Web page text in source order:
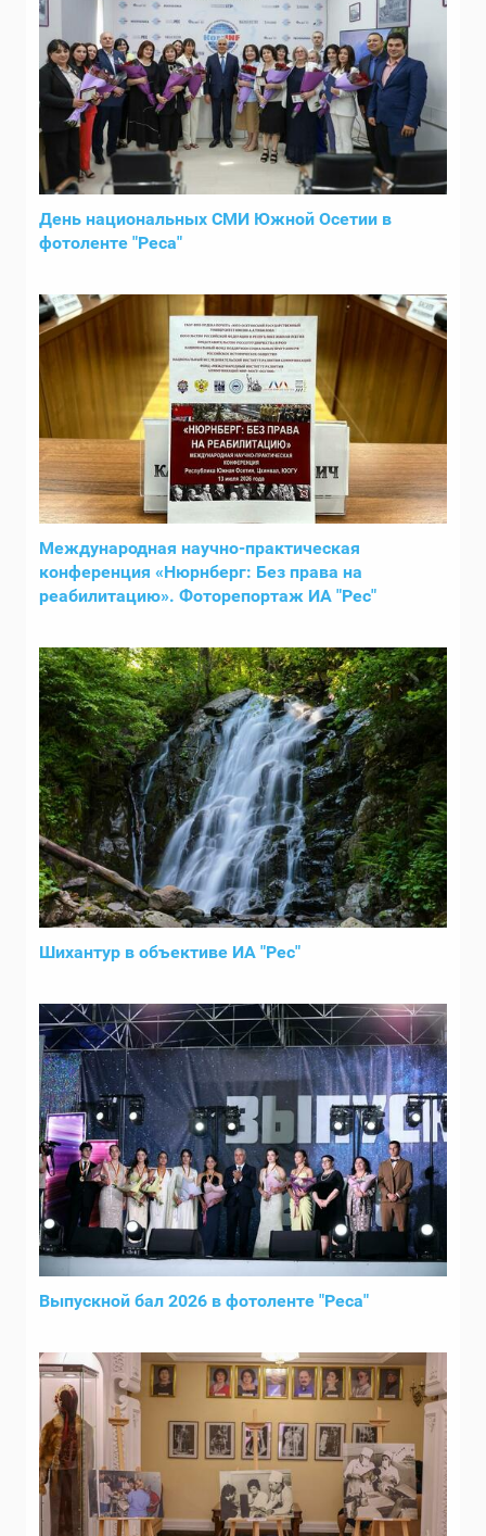
День национальных СМИ Южной Осетии в
фотоленте "Реса"
Международная научно-практическая
конференция «Нюрнберг: Без права на
реабилитацию». Фоторепортаж ИА "Рес"
Шихантур в объективе ИА "Рес"
Выпускной бал 2026 в фотоленте "Реса"